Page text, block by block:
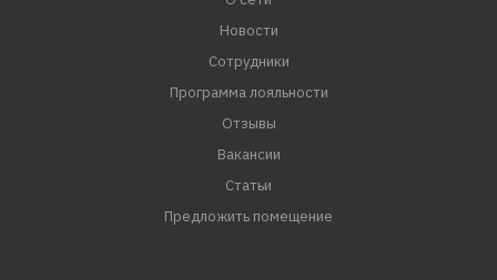
Новости
Сотрудники
Программа лояльности
Отзывы
Вакансии
Статьи
Предложить помещение